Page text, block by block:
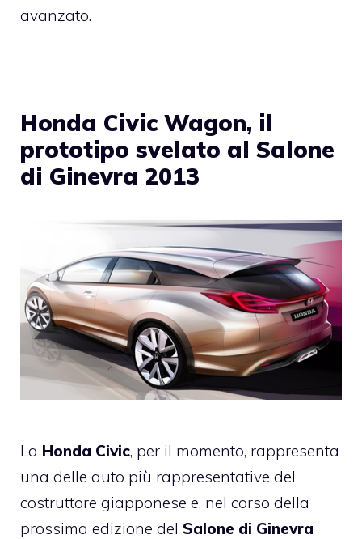
avanzato.
Honda Civic Wagon, il
prototipo svelato al Salone
di Ginevra 2013
La Honda Civic, per il momento, rappresenta
una delle auto più rappresentative del
costruttore giapponese e, nel corso della
prossima edizione del Salone di Ginevra